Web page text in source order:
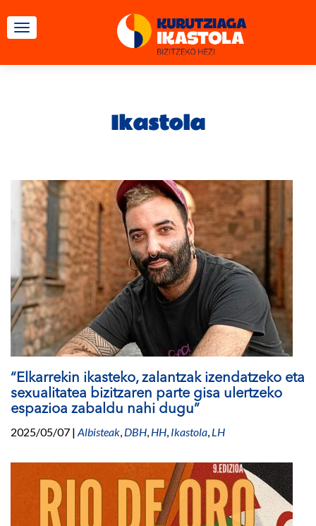
TOGGLE NAVIGATION
Ikastola
“Elkarrekin ikasteko, zalantzak izendatzeko eta
sexualitatea bizitzaren parte gisa ulertzeko
espazioa zabaldu nahi dugu”
2025/05/07 | Albisteak, DBH, HH, Ikastola, LH